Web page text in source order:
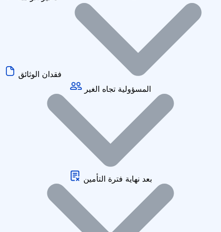
المسؤولية تجاه الغير
بعد نهاية فترة التأمين